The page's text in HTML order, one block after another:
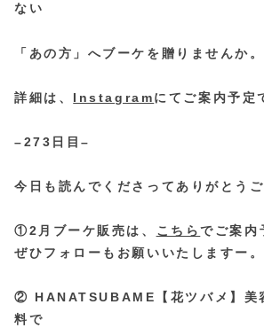
ない
「あの方」へブーケを贈りませんか。
詳細は、 Instagramにてご案内予定
–273日目–
今日も読んでくださってありがとうご
①2月ブーケ販売は、 こちらでご案内
ぜひフォローもお願いいたしますー。
② HANATSUBAME【花ツバメ】美
料で